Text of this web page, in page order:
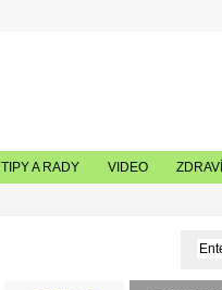
TIPY A RADY VIDEO ZDRAVÍ